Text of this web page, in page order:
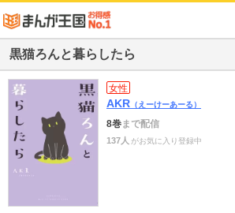
黒猫ろんと暮らしたら
女性
AKR （えーけーあーる）
8巻まで配信
137人 がお気に入り登録中